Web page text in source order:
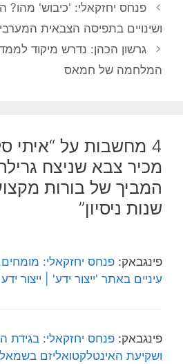
פנחס יחזקאלי: 'כיבוש' מהו?
ושינויים בתפיסה הצבאית
גרשון הכהן: נדרש מיקוד לממד
המלחמה של חמאס
4 מחשבות על “איתי
מכיר צבא שניצח
שנות ניסיון”
פינגבאק:פנחס יחזקאלי: מומחים,
עיניים באתר 'ייצור ידע' | ייצור ידע
פינגבאק:פנחס יחזקאלי: בגידת
ושקיעת האינטלקטואליזם בשמאל,